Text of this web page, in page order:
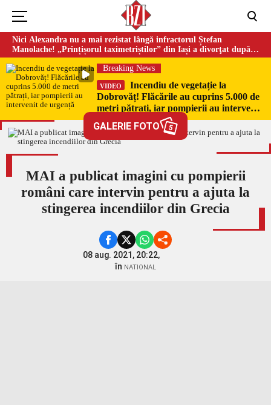
Nici Alexandra nu a mai rezistat lângă infractorul Ștefan
Manolache! „Prințișorul taximetriștilor” din Iași a divorţat după
doi ani de căsnicie
Breaking News
VIDEO
Incendiu de vegetație la
Dobrovăț! Flăcările au cuprins 5.000 de
metri pătrați, iar pompierii au intervenit
GALERIE FOTO 5
MAI a publicat imagini cu pompierii
români care intervin pentru a ajuta la
stingerea incendiilor din Grecia
08 aug. 2021, 20:22,
în NATIONAL